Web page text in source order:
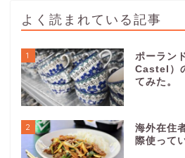
よく読まれている記事
1
ポーラン
Castel）
てみた。
2
海外在住
際使って